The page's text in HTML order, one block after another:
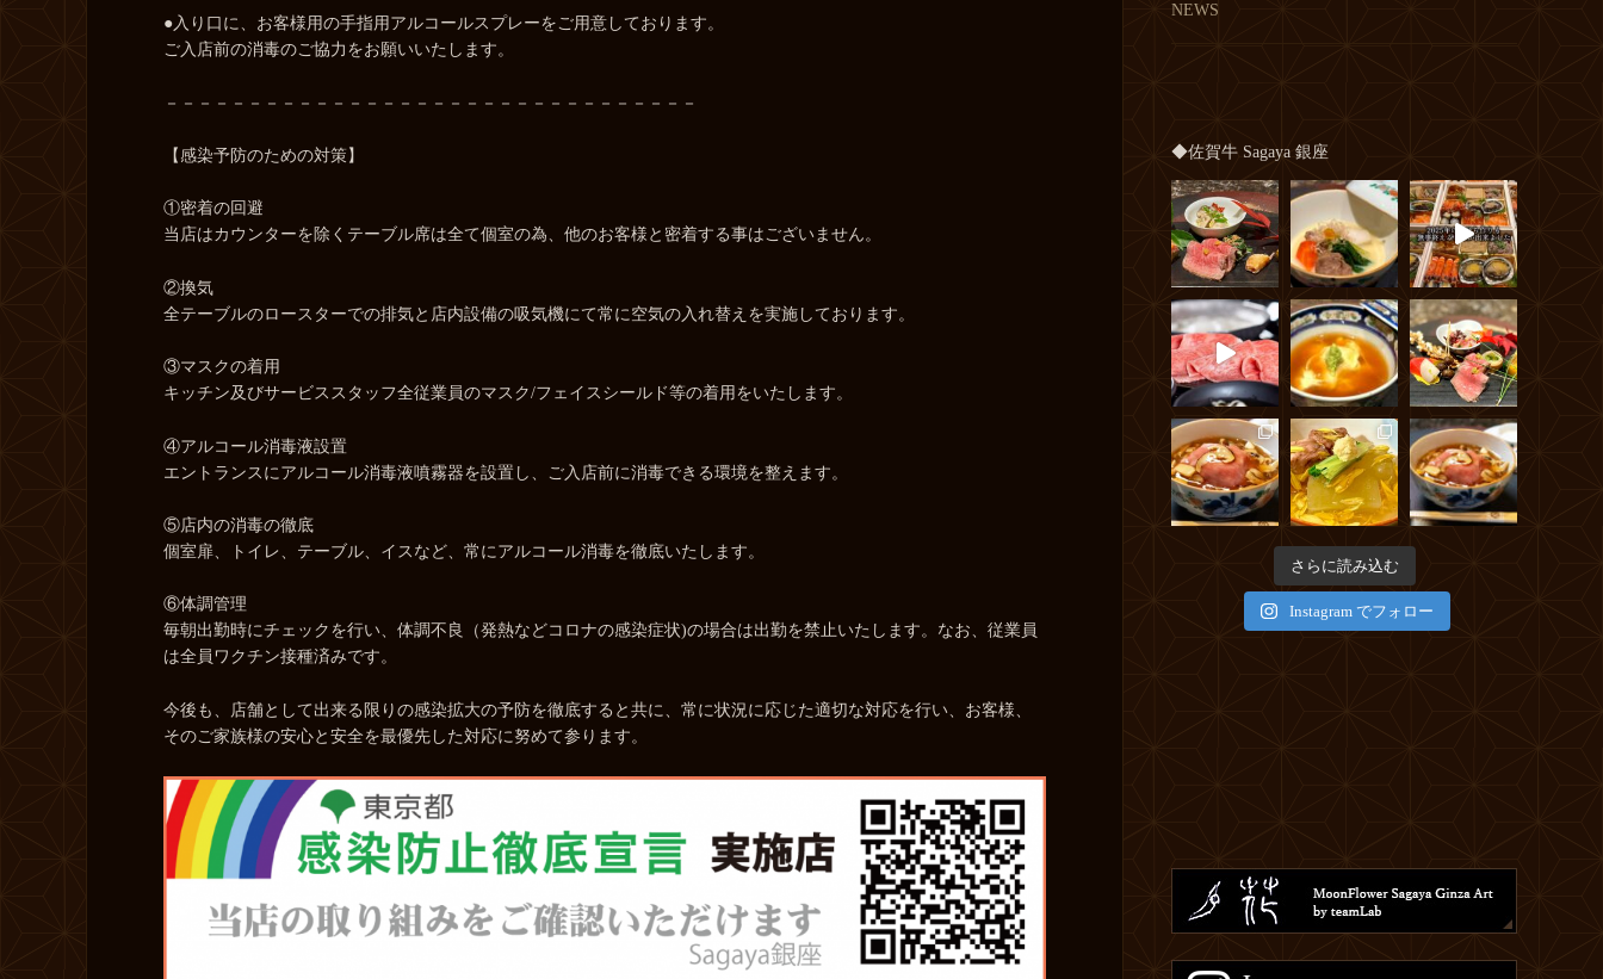
●入り口に、お客様用の手指用アルコールスプレーをご用意しております。
ご入店前の消毒のご協力をお願いいたします。
－－－－－－－－－－－－－－－－－－－－－－－－－－－－－－－－
【感染予防のための対策】
①密着の回避
当店はカウンターを除くテーブル席は全て個室の為、他のお客様と密着する事はございません。
②換気
全テーブルのロースターでの排気と店内設備の吸気機にて常に空気の入れ替えを実施しております。
③マスクの着用
キッチン及びサービススタッフ全従業員のマスク/フェイスシールド等の着用をいたします。
④アルコール消毒液設置
エントランスにアルコール消毒液噴霧器を設置し、ご入店前に消毒できる環境を整えます。
⑤店内の消毒の徹底
個室扉、トイレ、テーブル、イスなど、常にアルコール消毒を徹底いたします。
⑥体調管理
毎朝出勤時にチェックを行い、体調不良（発熱などコロナの感染症状)の場合は出勤を禁止いたします。なお、従業員
は全員ワクチン接種済みです。
今後も、店舗として出来る限りの感染拡大の予防を徹底すると共に、常に状況に応じた適切な対応を行い、お客様、
そのご家族様の安心と安全を最優先した対応に努めて参ります。
NEWS
◆佐賀牛 Sagaya 銀座
さらに読み込む
Instagram でフォロー